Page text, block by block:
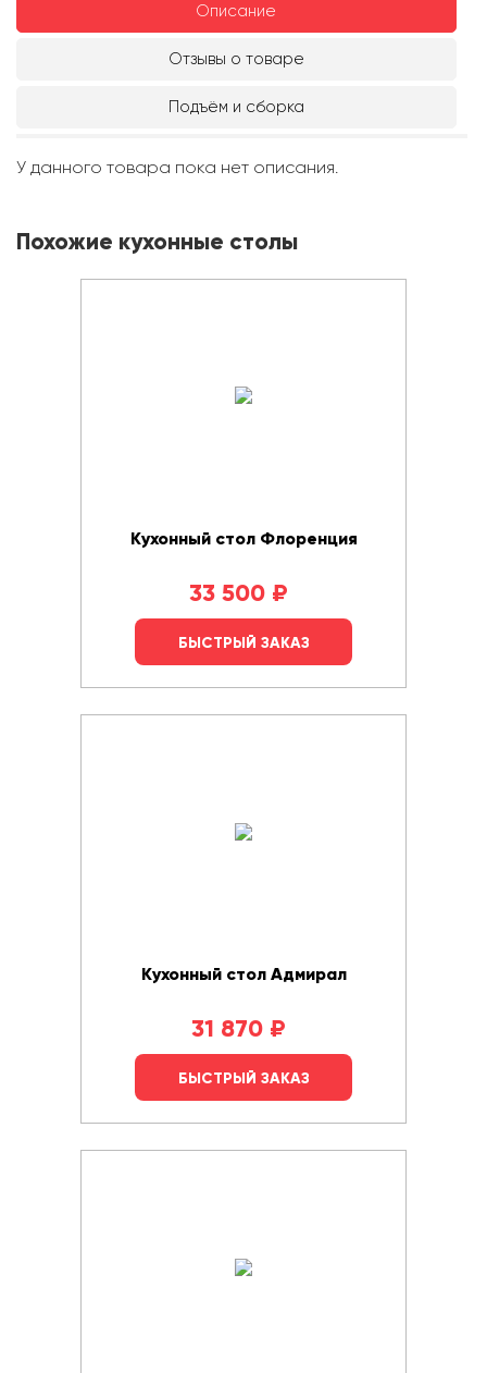
Описание
Отзывы о товаре
Подъём и сборка
У данного товара пока нет описания.
Похожие кухонные столы
Кухонный стол Флоренция
33 500 ₽
БЫСТРЫЙ ЗАКАЗ
Кухонный стол Адмирал
31 870 ₽
БЫСТРЫЙ ЗАКАЗ